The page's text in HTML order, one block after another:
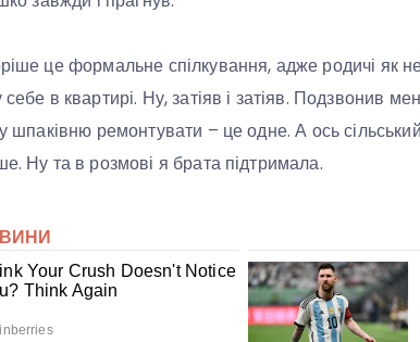
це формальне спілкування, адже родичі як
в квартирі. Ну, затіяв і затіяв. Подзвонив
шпаківню ремонтувати – це одне. А ось
Ну та в розмові я брата підтримала.